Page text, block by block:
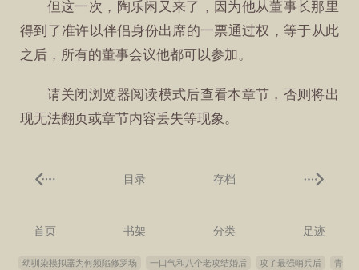
但这一次，陶乐闲又来了，因为他从董事长那里
得到了准许以伴侣身份出席的一票通过权，等于从此
之后，所有的董事会议他都可以参加。
请关闭浏览器阅读模式后查看本章节，否则将出
现无法翻页或章节内容丢失等现象。
目录 存档
首页 书架 分类 足迹
幼驯染模拟器为何频陷修罗场 一口气和八个老攻结婚后 攻了最强哨兵后 青